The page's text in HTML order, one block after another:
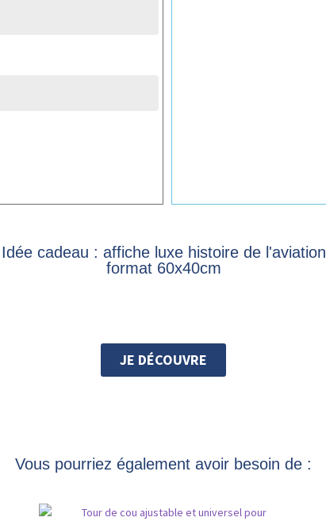
Idée cadeau : affiche luxe histoire de l'aviation
format 60x40cm
JE DÉCOUVRE
Vous pourriez également avoir besoin de :